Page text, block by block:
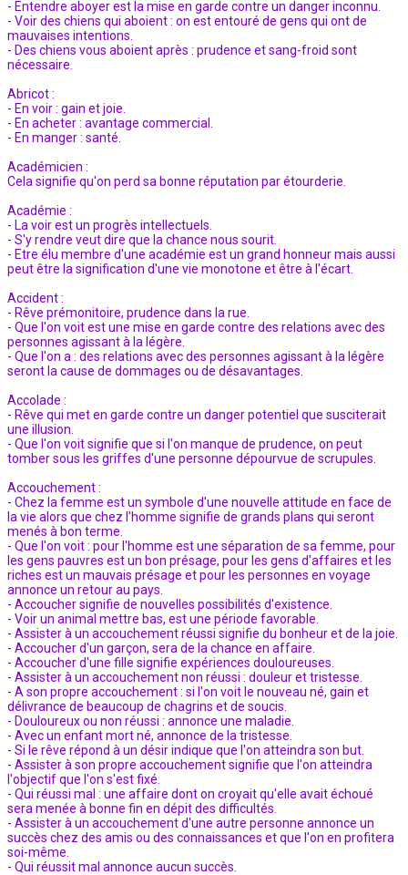
- Entendre aboyer est la mise en garde contre un danger inconnu.
- Voir des chiens qui aboient : on est entouré de gens qui ont de
mauvaises intentions.
- Des chiens vous aboient après : prudence et sang-froid sont
nécessaire.
Abricot :
- En voir : gain et joie.
- En acheter : avantage commercial.
- En manger : santé.
Académicien :
Cela signifie qu'on perd sa bonne réputation par étourderie.
Académie :
- La voir est un progrès intellectuels.
- S'y rendre veut dire que la chance nous sourit.
- Etre élu membre d'une académie est un grand honneur mais aussi
peut être la signification d'une vie monotone et être à l'écart.
Accident :
- Rêve prémonitoire, prudence dans la rue.
- Que l'on voit est une mise en garde contre des relations avec des
personnes agissant à la légère.
- Que l'on a : des relations avec des personnes agissant à la légère
seront la cause de dommages ou de désavantages.
Accolade :
- Rêve qui met en garde contre un danger potentiel que susciterait
une illusion.
- Que l'on voit signifie que si l'on manque de prudence, on peut
tomber sous les griffes d'une personne dépourvue de scrupules.
Accouchement :
- Chez la femme est un symbole d'une nouvelle attitude en face de
la vie alors que chez l'homme signifie de grands plans qui seront
menés à bon terme.
- Que l'on voit : pour l'homme est une séparation de sa femme, pour
les gens pauvres est un bon présage, pour les gens d'affaires et les
riches est un mauvais présage et pour les personnes en voyage
annonce un retour au pays.
- Accoucher signifie de nouvelles possibilités d'existence.
- Voir un animal mettre bas, est une période favorable.
- Assister à un accouchement réussi signifie du bonheur et de la joie.
- Accoucher d'un garçon, sera de la chance en affaire.
- Accoucher d'une fille signifie expériences douloureuses.
- Assister à un accouchement non réussi : douleur et tristesse.
- A son propre accouchement : si l'on voit le nouveau né, gain et
délivrance de beaucoup de chagrins et de soucis.
- Douloureux ou non réussi : annonce une maladie.
- Avec un enfant mort né, annonce de la tristesse.
- Si le rêve répond à un désir indique que l'on atteindra son but.
- Assister à son propre accouchement signifie que l'on atteindra
l'objectif que l'on s'est fixé.
- Qui réussi mal : une affaire dont on croyait qu'elle avait échoué
sera menée à bonne fin en dépit des difficultés.
- Assister à un accouchement d'une autre personne annonce un
succès chez des amis ou des connaissances et que l'on en profitera
soi-même.
- Qui réussit mal annonce aucun succès.